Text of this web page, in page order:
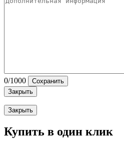
0/1000
Сохранить
Закрыть
Закрыть
Купить в один клик